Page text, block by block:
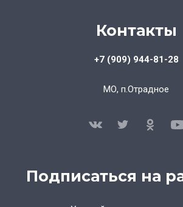
Контакты
+7 (909) 944-81-28
МО, п.Отрадное
Подписаться на